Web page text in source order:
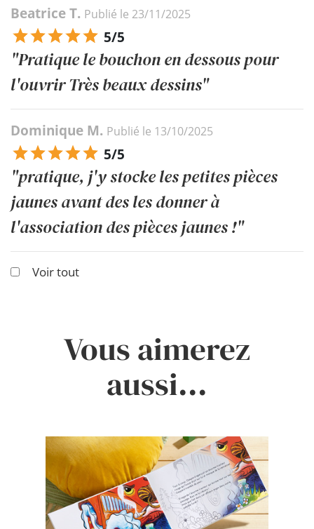
Beatrice T. Publié le 23/11/2025
5/5
"Pratique le bouchon en dessous pour
l'ouvrir Très beaux dessins"
Dominique M. Publié le 13/10/2025
5/5
"pratique, j'y stocke les petites pièces
jaunes avant des les donner à
l'association des pièces jaunes !"
Voir tout
Vous aimerez
aussi...